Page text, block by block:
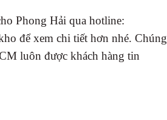
Phong Hải qua hotline:
để xem chi tiết hơn nhé. Chúng
luôn được khách hàng tin